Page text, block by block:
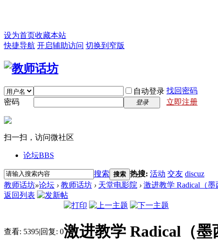
设为首页收藏本站
快捷导航 开启辅助访问 切换到窄版
自动登录 找回密码
密码
登录 立即注册
扫一扫，访问微社区
论坛BBS
搜索 搜索 热搜: 活动 交友 discuz
教师话坊»论坛 › 教师话坊 › 天堂电影院 › 激进教学 Radical（墨
返回列表
查看: 5395|回复: 0激进教学 Radical（墨